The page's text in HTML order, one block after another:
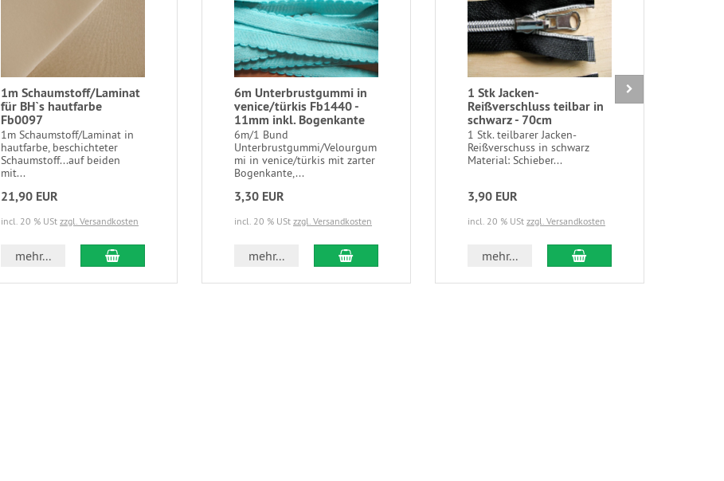
1m Schaumstoff/Laminat
für BH`s hautfarbe
Fb0097
1m Schaumstoff/Laminat in
hautfarbe, beschichteter
Schaumstoff...auf beiden
mit...
21,90 EUR
incl. 20 % USt zzgl. Versandkosten
mehr... In den Warenkorb
6m Unterbrustgummi in
venice/türkis Fb1440 -
11mm inkl. Bogenkante
6m/1 Bund
Unterbrustgummi/Velourgum
mi in venice/türkis mit zarter
Bogenkante,...
3,30 EUR
incl. 20 % USt zzgl. Versandkosten
mehr... In den Warenkorb
1 Stk Jacken-
Reißverschluss teilbar in
schwarz - 70cm
1 Stk. teilbarer Jacken-
Reißverschuss in schwarz
Material: Schieber...
3,90 EUR
incl. 20 % USt zzgl. Versandkosten
mehr... In den Warenkorb